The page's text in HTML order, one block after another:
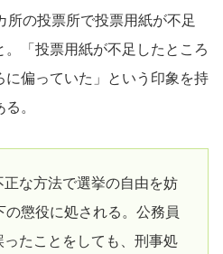
所の投票所で投票用紙が不足
「投票用紙が不足したところ
に偏っていた」という印象を持
。
な方法で選挙の自由を妨
懲役に処される。公務員
たことをしても、刑事処